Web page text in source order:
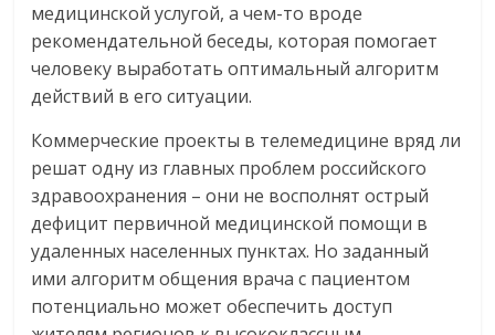
медицинской услугой, а чем-то вроде
рекомендательной беседы, которая помогает
человеку выработать оптимальный алгоритм
действий в его ситуации.
Коммерческие проекты в телемедицине вряд ли
решат одну из главных проблем российского
здравоохранения – они не восполнят острый
дефицит первичной медицинской помощи в
удаленных населенных пунктах. Но заданный
ими алгоритм общения врача с пациентом
потенциально может обеспечить доступ